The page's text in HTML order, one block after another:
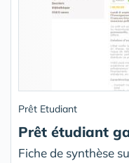
Prêt Etudiant
Prêt étudiant
Fiche de synthèse